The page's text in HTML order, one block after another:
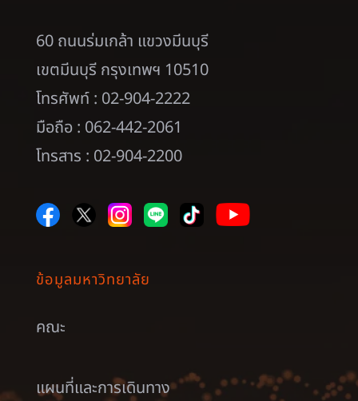
60 ถนนร่มเกล้า แขวงมีนบุรี
เขตมีนบุรี กรุงเทพฯ 10510
โทรศัพท์ : 02-904-2222
มือถือ : 062-442-2061
โทรสาร : 02-904-2200
ข้อมูลมหาวิทยาลัย
คณะ
แผนที่และการเดินทาง